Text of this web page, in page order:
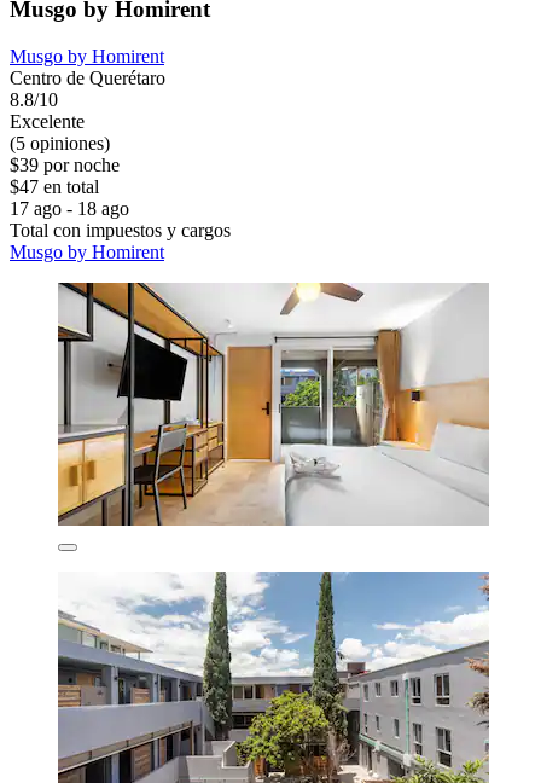
Musgo by Homirent
Musgo by Homirent
Centro de Querétaro
8.8/10
Excelente
(5 opiniones)
$39 por noche
$47 en total
17 ago - 18 ago
Total con impuestos y cargos
Musgo by Homirent